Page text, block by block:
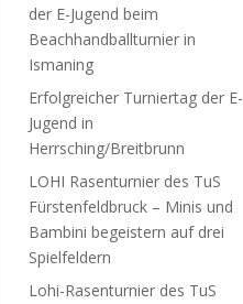
der E-Jugend beim
Beachhandballturnier in
Ismaning
Erfolgreicher Turniertag der E-
Jugend in
Herrsching/Breitbrunn
LOHI Rasenturnier des TuS
Fürstenfeldbruck – Minis und
Bambini begeistern auf drei
Spielfeldern
Lohi-Rasenturnier des TuS